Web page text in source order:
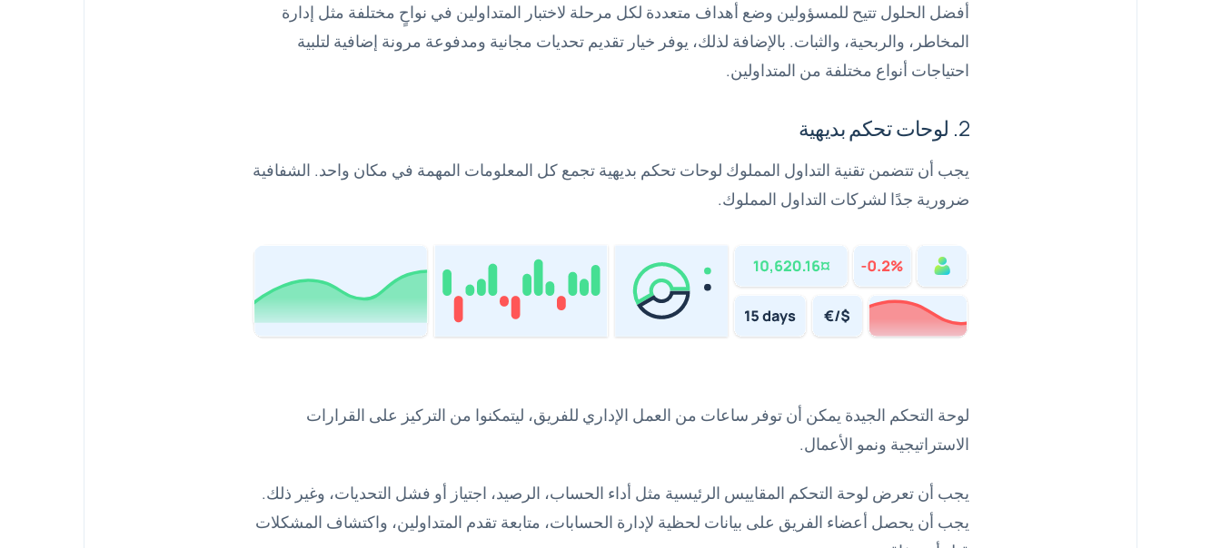
أفضل الحلول تتيح للمسؤولين وضع أهداف متعددة لكل مرحلة لاختبار المتداولين في نواحٍ مختلفة مثل إدارة
المخاطر، والربحية، والثبات. بالإضافة لذلك، يوفر خيار تقديم تحديات مجانية ومدفوعة مرونة إضافية لتلبية
احتياجات أنواع مختلفة من المتداولين.
2. لوحات تحكم بديهية
يجب أن تتضمن تقنية التداول المملوك لوحات تحكم بديهية تجمع كل المعلومات المهمة في مكان واحد. الشفافية
ضرورية جدًا لشركات التداول المملوك.
لوحة التحكم الجيدة يمكن أن توفر ساعات من العمل الإداري للفريق، ليتمكنوا من التركيز على القرارات
الاستراتيجية ونمو الأعمال.
يجب أن تعرض لوحة التحكم المقاييس الرئيسية مثل أداء الحساب، الرصيد، اجتياز أو فشل التحديات، وغير ذلك.
يجب أن يحصل أعضاء الفريق على بيانات لحظية لإدارة الحسابات، متابعة تقدم المتداولين، واكتشاف المشكلات